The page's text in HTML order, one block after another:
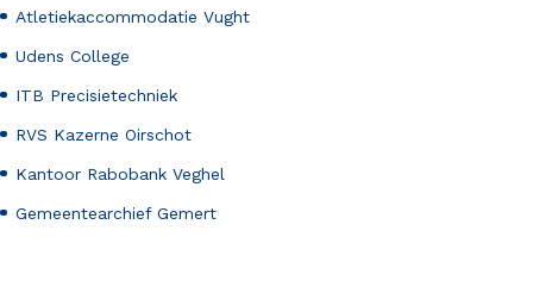
Atletiekaccommodatie Vught
Udens College
ITB Precisietechniek
RVS Kazerne Oirschot
Kantoor Rabobank Veghel
Gemeentearchief Gemert